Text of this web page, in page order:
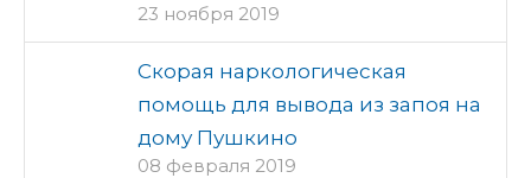
23 ноября 2019
Скорая наркологическая
помощь для вывода из запоя на
дому Пушкино
08 февраля 2019